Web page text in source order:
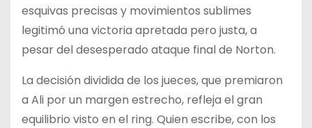
esquivas precisas y movimientos sublimes
legitimó una victoria apretada pero justa, a
pesar del desesperado ataque final de Norton.
La decisión dividida de los jueces, que premiaron
a Ali por un margen estrecho, refleja el gran
equilibrio visto en el ring. Quien escribe, con los